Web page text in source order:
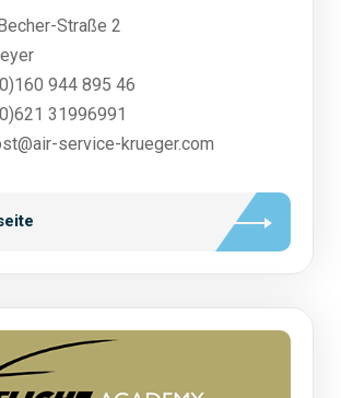
Straße 2
944 895 46
31996991
service-krueger.com